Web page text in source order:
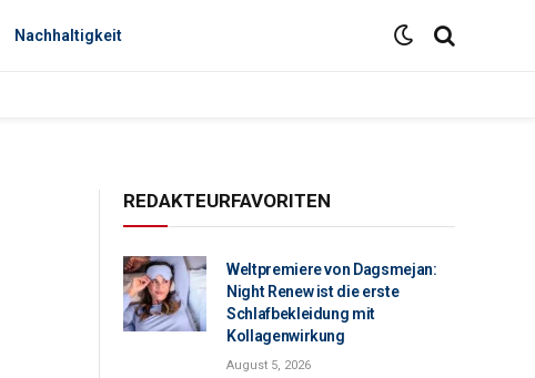
Nachhaltigkeit
REDAKTEURFAVORITEN
Weltpremiere von Dagsmejan:
Night Renew ist die erste
Schlafbekleidung mit
Kollagenwirkung
August 5, 2026